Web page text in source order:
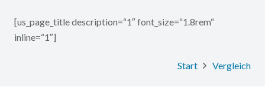
[us_page_title description=“1″ font_size=“1.8rem“
inline=“1″]
Start Vergleich